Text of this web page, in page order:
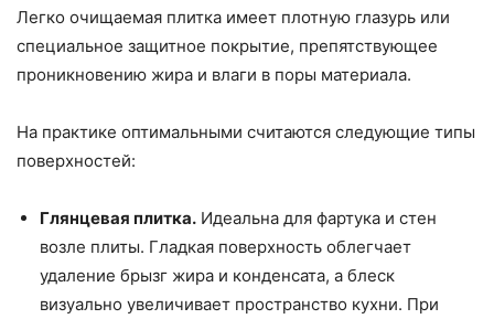
Легко очищаемая плитка имеет плотную глазурь или
специальное защитное покрытие, препятствующее
проникновению жира и влаги в поры материала.
На практике оптимальными считаются следующие типы
поверхностей:
Глянцевая плитка. Идеальна для фартука и стен
возле плиты. Гладкая поверхность облегчает
удаление брызг жира и конденсата, а блеск
визуально увеличивает пространство кухни. При